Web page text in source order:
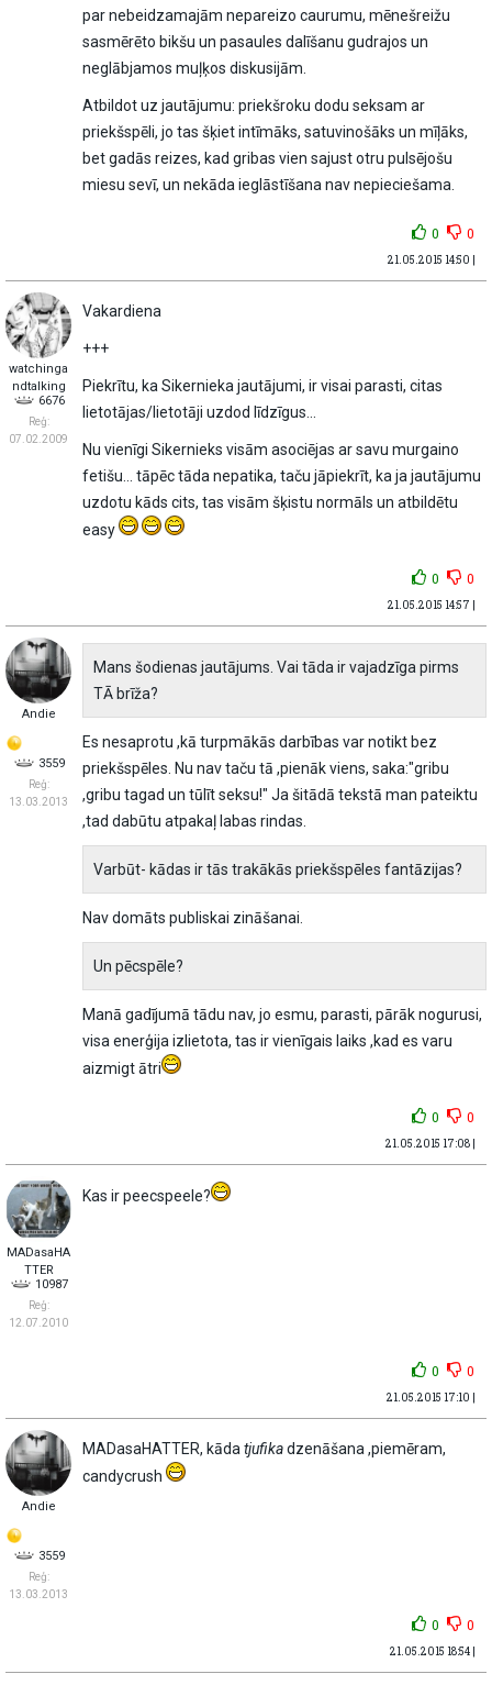
par nebeidzamajām nepareizo caurumu, mēnešreižu
sasmērēto bikšu un pasaules dalīšanu gudrajos un
neglābjamos muļķos diskusijām.
Atbildot uz jautājumu: priekšroku dodu seksam ar
priekšspēli, jo tas šķiet intīmāks, satuvinošāks un mīļāks,
bet gadās reizes, kad gribas vien sajust otru pulsējošu
miesu sevī, un nekāda ieglāstīšana nav nepieciešama.
0 0
21.05.2015 14:50 |
watchinga
ndtalking
6676
Reģ:
07.02.2009
Vakardiena
+++
Piekrītu, ka Sikernieka jautājumi, ir visai parasti, citas
lietotājas/lietotāji uzdod līdzīgus...
Nu vienīgi Sikernieks visām asociējas ar savu murgaino
fetišu... tāpēc tāda nepatika, taču jāpiekrīt, ka ja jautājumu
uzdotu kāds cits, tas visām šķistu normāls un atbildētu
easy
0 0
21.05.2015 14:57 |
Andie
3559
Reģ:
13.03.2013
Mans šodienas jautājums. Vai tāda ir vajadzīga pirms
TĀ brīža?
Es nesaprotu ,kā turpmākās darbības var notikt bez
priekšspēles. Nu nav taču tā ,pienāk viens, saka:"gribu
,gribu tagad un tūlīt seksu!" Ja šitādā tekstā man pateiktu
,tad dabūtu atpakaļ labas rindas.
Varbūt- kādas ir tās trakākās priekšspēles fantāzijas?
Nav domāts publiskai zināšanai.
Un pēcspēle?
Manā gadījumā tādu nav, jo esmu, parasti, pārāk nogurusi,
visa enerģija izlietota, tas ir vienīgais laiks ,kad es varu
aizmigt ātri
0 0
21.05.2015 17:08 |
MADasaHA
TTER
10987
Reģ:
12.07.2010
Kas ir peecspeele?
0 0
21.05.2015 17:10 |
Andie
3559
Reģ:
13.03.2013
MADasaHATTER, kādatjufikadzenāšana ,piemēram,
candycrush
0 0
21.05.2015 18:54 |